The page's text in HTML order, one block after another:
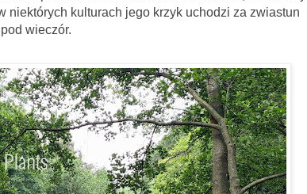
niektórych kulturach jego krzyk uchodzi za zwiastun
wieczór.